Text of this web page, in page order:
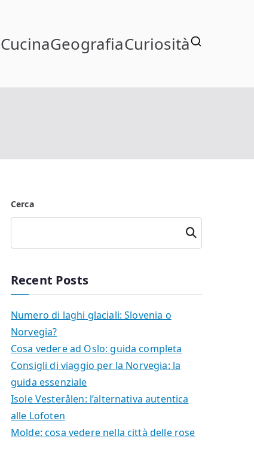
CucinaGeografiaCuriosità
Cerca
Cerca
Recent Posts
Numero di laghi glaciali: Slovenia o
Norvegia?
Cosa vedere ad Oslo: guida completa
Consigli di viaggio per la Norvegia: la
guida essenziale
Isole Vesterålen: l’alternativa autentica
alle Lofoten
Molde: cosa vedere nella città delle rose